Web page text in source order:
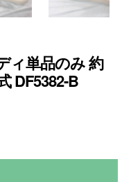
ィ単品のみ 約
DF5382-B